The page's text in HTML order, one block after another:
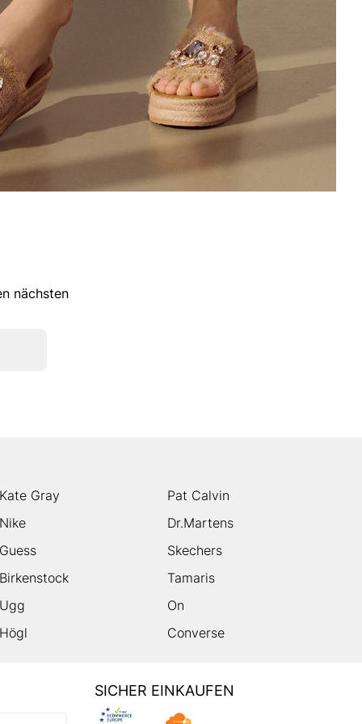
nächsten
Kate Gray
Pat Calvin
Nike
Dr.Martens
Guess
Skechers
Birkenstock
Tamaris
Ugg
On
Högl Converse
SICHER EINKAUFEN